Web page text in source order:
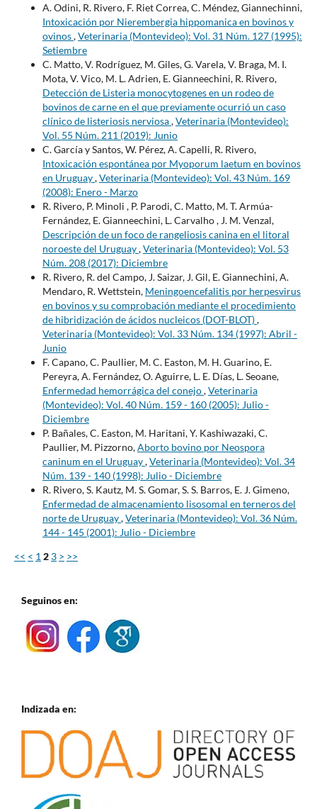
A. Odini, R. Rivero, F. Riet Correa, C. Méndez, Giannechinni,
Intoxicación por Nierembergia hippomanica en bovinos y
ovinos,Veterinaria (Montevideo): Vol. 31 Núm. 127 (1995):
Setiembre
C. Matto, V. Rodríguez, M. Giles, G. Varela, V. Braga, M. I.
Mota, V. Vico, M. L. Adrien, E. Gianneechini, R. Rivero,
Detección de Listeria monocytogenes en un rodeo de
bovinos de carne en el que previamente ocurrió un caso
clínico de listeriosis nerviosa,Veterinaria (Montevideo):
Vol. 55 Núm. 211 (2019): Junio
C. García y Santos, W. Pérez, A. Capelli, R. Rivero,
Intoxicación espontánea por Myoporum laetum en bovinos
en Uruguay,Veterinaria (Montevideo): Vol. 43 Núm. 169
(2008): Enero - Marzo
R. Rivero, P. Minoli , P. Parodi, C. Matto, M. T. Armúa-
Fernández, E. Gianneechini, L. Carvalho , J. M. Venzal,
Descripción de un foco de rangeliosis canina en el litoral
noroeste del Uruguay,Veterinaria (Montevideo): Vol. 53
Núm. 208 (2017): Diciembre
R. Rivero, R. del Campo, J. Saizar, J. Gil, E. Giannechini, A.
Mendaro, R. Wettstein, Meningoencefalitis por herpesvirus
en bovinos y su comprobación mediante el procedimiento
de hibridización de ácidos nucleicos (DOT-BLOT),
Veterinaria (Montevideo): Vol. 33 Núm. 134 (1997): Abril -
Junio
F. Capano, C. Paullier, M. C. Easton, M. H. Guarino, E.
Pereyra, A. Fernández, O. Aguirre, L. E. Días, L. Seoane,
Enfermedad hemorrágica del conejo,Veterinaria
(Montevideo): Vol. 40 Núm. 159 - 160 (2005): Julio -
Diciembre
P. Bañales, C. Easton, M. Haritani, Y. Kashiwazaki, C.
Paullier, M. Pizzorno,Aborto bovino por Neospora
caninum en el Uruguay,Veterinaria (Montevideo): Vol. 34
Núm. 139 - 140 (1998): Julio - Diciembre
R. Rivero, S. Kautz, M. S. Gomar, S. S. Barros, E. J. Gimeno,
Enfermedad de almacenamiento lisosomal en terneros del
norte de Uruguay,Veterinaria (Montevideo): Vol. 36 Núm.
144 - 145 (2001): Julio - Diciembre
<< < 1 2 3 > >>
Seguinos en:
Indizada en: